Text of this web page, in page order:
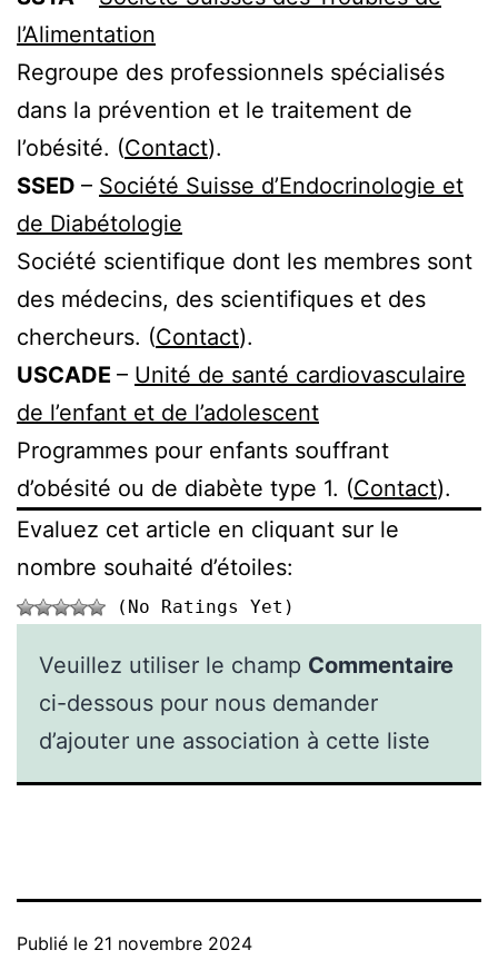
l’Alimentation
Regroupe des professionnels spécialisés
dans la prévention et le traitement de
l’obésité. (Contact).
SSED – Société Suisse d’Endocrinologie et
de Diabétologie
Société scientifique dont les membres sont
des médecins, des scientifiques et des
chercheurs. (Contact).
USCADE – Unité de santé cardiovasculaire
de l’enfant et de l’adolescent
Programmes pour enfants souffrant
d’obésité ou de diabète type 1. (Contact).
Evaluez cet article en cliquant sur le
nombre souhaité d’étoiles:
(No Ratings Yet)
Veuillez utiliser le champ Commentaire
ci-dessous pour nous demander
d’ajouter une association à cette liste
Publié le 21 novembre 2024